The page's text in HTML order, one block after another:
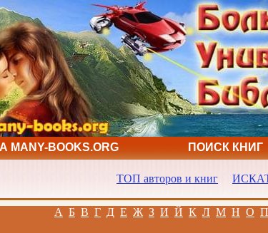
BOOKS.ORG ПОИСК КНИГ
ТОП авторов и книг
А Б В Г Д Е Ж З И Й К Л М Н О П